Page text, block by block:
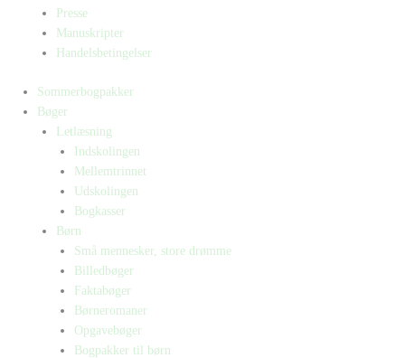
Presse
Manuskripter
Handelsbetingelser
Sommerbogpakker
Bøger
Letlæsning
Indskolingen
Mellemtrinnet
Udskolingen
Bogkasser
Børn
Små mennesker, store drømme
Billedbøger
Faktabøger
Børneromaner
Opgavebøger
Bogpakker til børn